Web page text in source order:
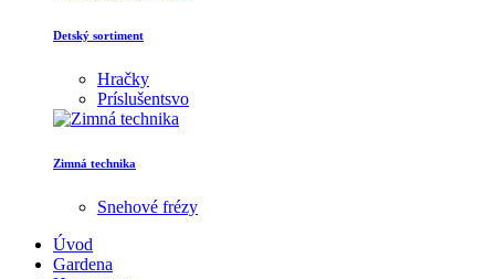
Detský sortiment
Hračky
Príslušentsvo
Zimná technika
Snehové frézy
Úvod
Gardena